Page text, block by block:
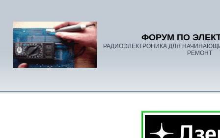
ФОРУМ ПО
РАДИОЭЛЕКТРОНИКА ДЛЯ
РЕМОНТ